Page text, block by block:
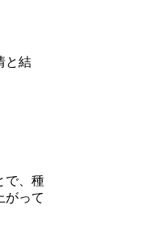
と結
で、種
がって